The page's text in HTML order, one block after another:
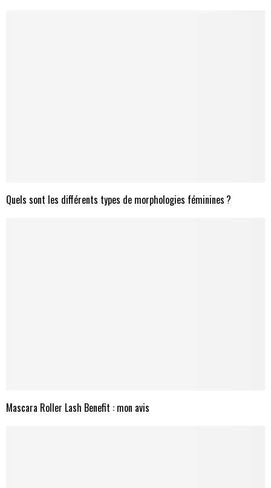
Quels sont les différents types de morphologies féminines ?
Mascara Roller Lash Benefit : mon avis